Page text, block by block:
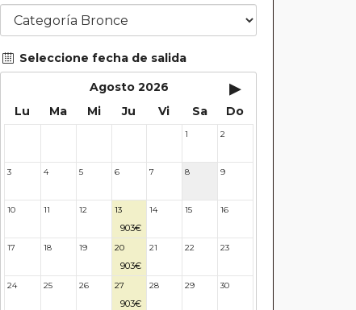
Seleccione fecha de salida
Agosto 2026
▸
Lu Ma Mi Ju Vi Sa Do
1 2
3 4 5 6 7 8 9
10 11 12 13
903€
14 15 16
17 18 19 20
903€
21 22 23
24 25 26 27
903€
28 29 30